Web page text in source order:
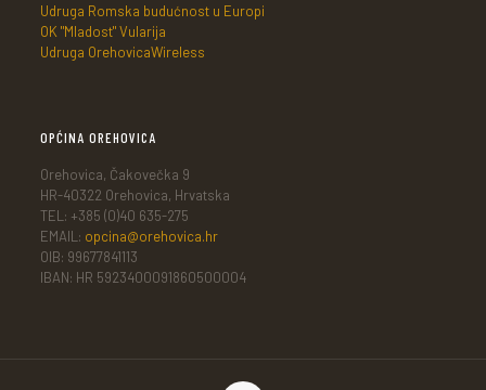
Udruga Romska budućnost u Europi
OK "Mladost" Vularija
Udruga OrehovicaWireless
OPĆINA OREHOVICA
Orehovica, Čakovečka 9
HR-40322 Orehovica, Hrvatska
TEL: +385 (0)40 635-275
EMAIL: opcina@orehovica.hr
OIB: 99677841113
IBAN: HR 5923400091860500004